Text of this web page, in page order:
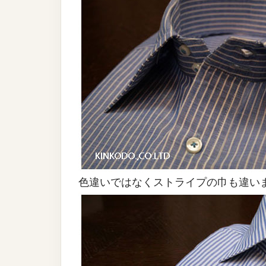
色違いではなくストライプの巾も違い